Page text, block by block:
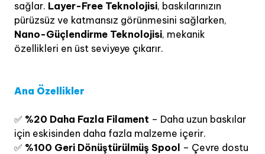
sağlar. Layer-Free Teknolojisi, baskılarınızın
pürüzsüz ve katmansız görünmesini sağlarken,
Nano-Güçlendirme Teknolojisi, mekanik
özellikleri en üst seviyeye çıkarır.
Ana Özellikler
✅ %20 Daha Fazla Filament – Daha uzun baskılar
için eskisinden daha fazla malzeme içerir.
✅ %100 Geri Dönüştürülmüş Spool – Çevre dostu